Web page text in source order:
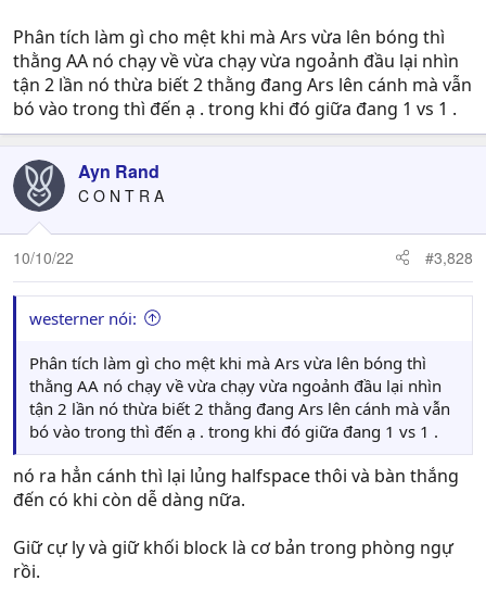
nào) thì chỗ thằng Trent vốn là của Matip và chỗ của
Matip vốn là của VVD. Tình huống này cực kỳ cơ bản
luôn.
View attachment 445198
áo đỏ vs 5 áo trắng. Lúc này thì lại đến ông VVD bị loại
khỏi phương trình, lấy mẹ đâu ra "nguyên cặp CB ở
giữa". Phía bên phải của Liverpool gần như là phải 2v4
rồi (ông Henderson đuổi sau đít nó chứ ko can thiệp
được gì), kèm đằng giời. Thứ nhất là tình huống quá
nhanh ko thể thay đổi khu vực phòng thủ kịp. Thứ hai là
nếu chủ động kèm thằng Martinelli từ đầu (thực ra đéo ai
làm được thế - ko bao giờ có chuyện vừa giữ được cự li
của back 4 vừa track runner cùng lúc được
) thì sẽ hở ra
khoảng trống to tổ bố giữa RCB và RB thôi.
View attachment 445200
Nói luon là tình huống này Arsenal quá hay quá nhanh
nên có bẫy được việt vị cũng là may mắn thôi chứ rất khó
giữ line khi đang ở tốc độ cao thế. Nếu có chăng thì
thằng RM phải track back ngay từ đầu nhưng chắc ông
Salah ở cao quá. Tình huống này bình thường nếu đá 3
tiền vệ sẽ có thằng RCM cover cho thằng Trent nhưng
hôm nay Liverpool đá 2 DM nên thọt thôi.
Phân tích làm gì cho mệt khi mà Ars vừa lên bóng thì
thằng AA nó chạy về vừa chạy vừa ngoảnh đầu lại nhìn
tận 2 lần nó thừa biết 2 thằng đang Ars lên cánh mà vẫn
bó vào trong thì đến ạ . trong khi đó giữa đang 1 vs 1 .
Ayn Rand
C O N T R A
10/10/22 #3,828
westerner nói:
Phân tích làm gì cho mệt khi mà Ars vừa lên bóng thì
thằng AA nó chạy về vừa chạy vừa ngoảnh đầu lại nhìn
tận 2 lần nó thừa biết 2 thằng đang Ars lên cánh mà vẫn
bó vào trong thì đến ạ . trong khi đó giữa đang 1 vs 1 .
nó ra hẳn cánh thì lại lủng halfspace thôi và bàn thắng
đến có khi còn dễ dàng nữa.
Giữ cự ly và giữ khối block là cơ bản trong phòng ngự
rồi.